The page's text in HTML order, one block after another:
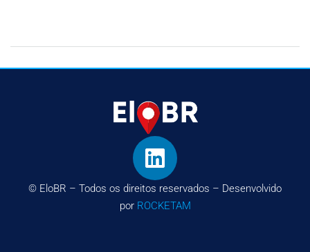
© EloBR – Todos os direitos reservados – Desenvolvido
por ROCKETAM